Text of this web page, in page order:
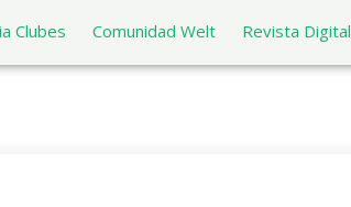
Clubes Comunidad Welt Revista Digital